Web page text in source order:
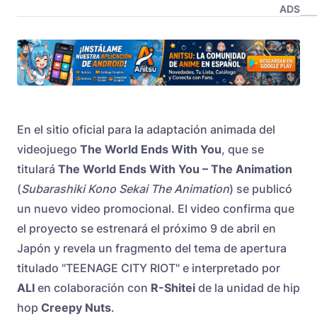
ADS
En el sitio oficial para la adaptación animada del
videojuego The World Ends With You, que se
titulará The World Ends With You – The Animation
(Subarashiki Kono Sekai The Animation) se publicó
un nuevo video promocional. El video confirma que
el proyecto se estrenará el próximo 9 de abril en
Japón y revela un fragmento del tema de apertura
titulado "TEENAGE CITY RIOT" e interpretado por
ALI en colaboración con R-Shitei de la unidad de hip
hop Creepy Nuts.